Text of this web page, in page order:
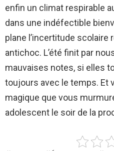
enfin un climat respirable
dans une indéfectible
plane l’incertitude scolaire
antichoc. L’été finit par
mauvaises notes, si elles
toujours avec le temps. Et
magique que vous
adolescent le soir de la